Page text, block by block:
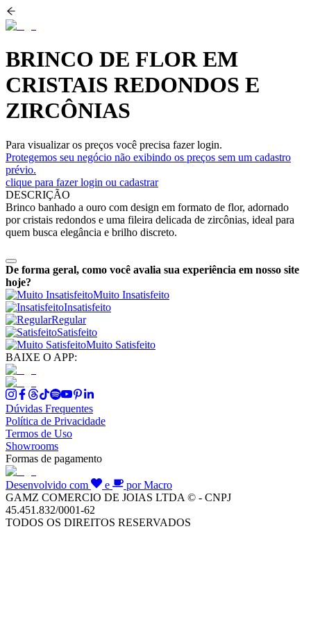
BRINCO DE FLOR EM
CRISTAIS REDONDOS E
ZIRCÔNIAS
Para visualizar os preços você precisa fazer login.
Protegemos seu negócio não exibindo os preços sem um cadastro
prévio.
clique para fazer login ou cadastrar
DESCRIÇÃO
Brinco banhado a ouro com design em formato de flor, adornado
por cristais redondos e uma fileira delicada de zircônias, ideal para
quem busca elegância e brilho discreto.
De forma geral, como você avalia sua experiência em nosso site
hoje?
Muito Insatisfeito
Insatisfeito
Regular
Satisfeito
Muito Satisfeito
BAIXE O APP:
Dúvidas Frequentes
Política de Privacidade
Termos de Uso
Showrooms
Formas de pagamento
Desenvolvido com e
por Macro
GAMZ COMERCIO DE JOIAS LTDA © - CNPJ
45.451.832/0001-62
TODOS OS DIREITOS RESERVADOS